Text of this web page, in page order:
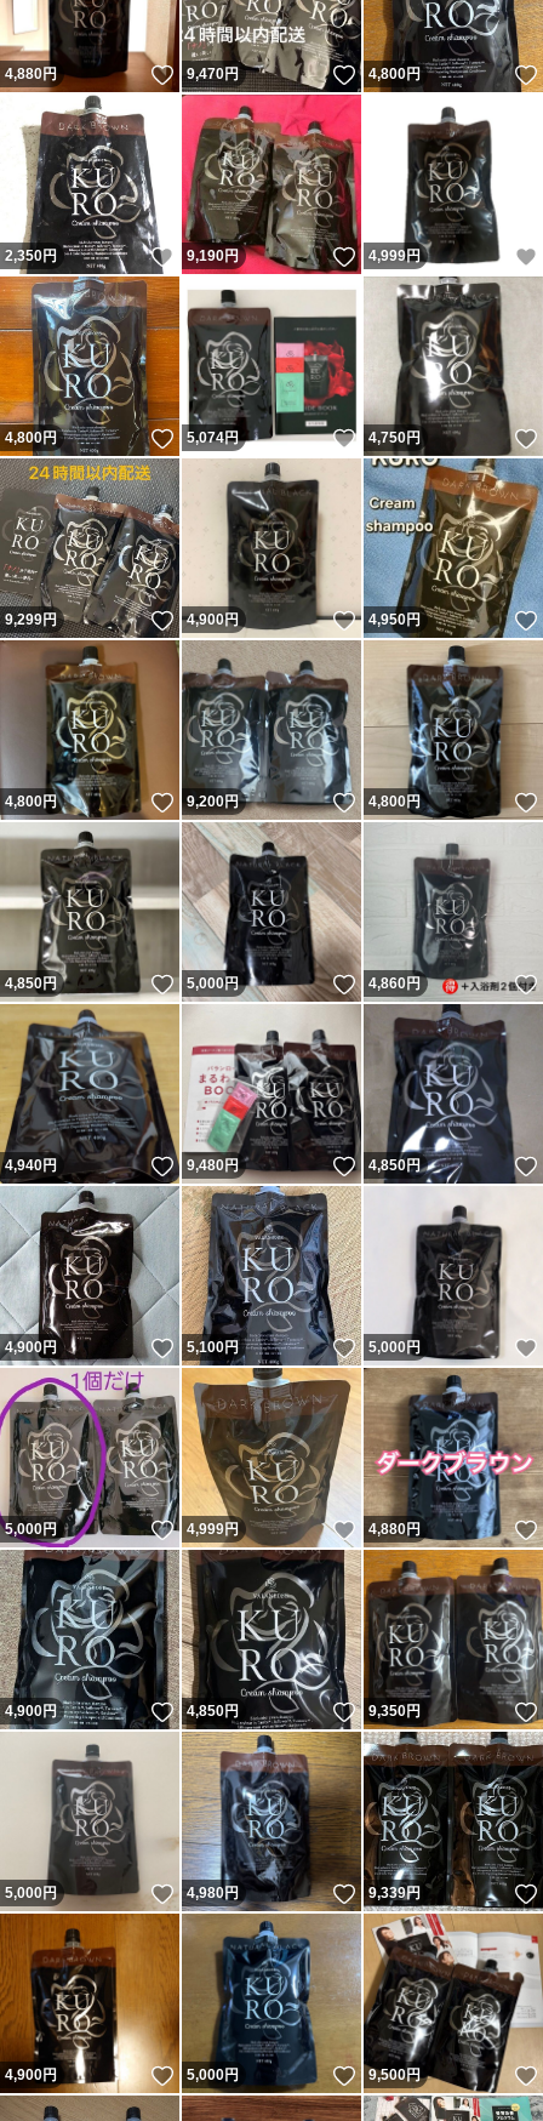
4,880円 いいね！
9,470円 いいね！
4,800円
2,350円 いいね！
9,190円 いいね！
4,999円
4,800円 いいね！
5,074円 いいね！
4,750円
9,299円 いいね！
4,900円 いいね！
4,950円
4,800円 いいね！
9,200円 いいね！
4,800円
4,850円 いいね！
5,000円 いいね！
4,860円
4,940円 いいね！
9,480円 いいね！
4,850円
4,900円 いいね！
5,100円 いいね！
5,000円
5,000円 いいね！
4,999円 いいね！
4,880円
4,900円 いいね！
4,850円 いいね！
9,350円
5,000円 いいね！
4,980円 いいね！
9,339円
4,900円 いいね！
5,000円 いいね！
9,500円